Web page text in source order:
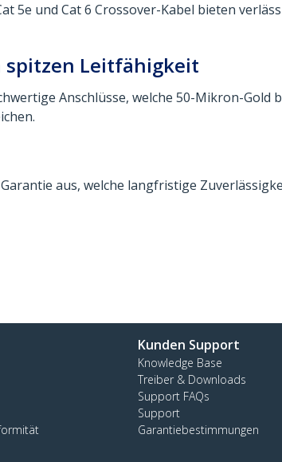
5e und Cat 6 Crossover-Kabel bieten
spitzen Leitfähigkeit
Anschlüsse, welche 50-Mikron-
aus, welche langfristige
Kunden Support
Knowledge Base
Treiber & Downloads
Support FAQs
Support
Garantiebestimmungen